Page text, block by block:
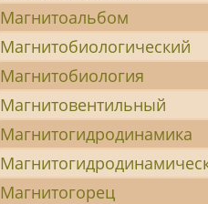
Магнитоальбом
Магнитобиологический
Магнитобиология
Магнитовентильный
Магнитогидродинамика
Магнитогорец